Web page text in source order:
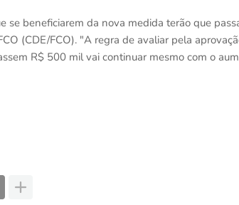
beneficiarem da nova medida terão que
(CDE/FCO). "A regra de avaliar pela
R$ 500 mil vai continuar mesmo com o